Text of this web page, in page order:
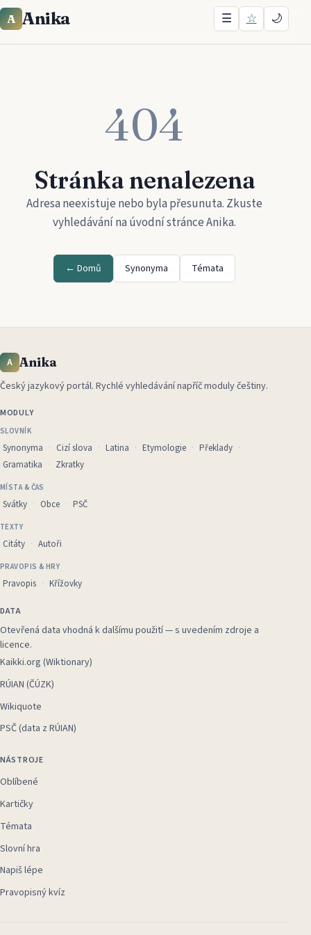
A Anika ☰ ☆ 🌙
404
Stránka nenalezena
Adresa neexistuje nebo byla přesunuta. Zkuste
vyhledávání na úvodní stránceAnika.
← Domů Synonyma Témata
A Anika
Český jazykový portál. Rychlé vyhledávání napříč moduly češtiny.
MODULY
SLOVNÍK
Synonyma Cizí slova Latina Etymologie
Překlady
Gramatika
Zkratky
MÍSTA & ČAS
Svátky Obce PSČ
TEXTY
Citáty Autoři
PRAVOPIS & HRY
Pravopis Křížovky
DATA
Otevřená data vhodná k dalšímu použití — s uvedením zdroje a
licence.
Kaikki.org (Wiktionary)
RÚIAN (ČÚZK)
Wikiquote
PSČ (data z RÚIAN)
NÁSTROJE
Oblíbené
Kartičky
Témata
Slovní hra
Napiš lépe
Pravopisný kvíz